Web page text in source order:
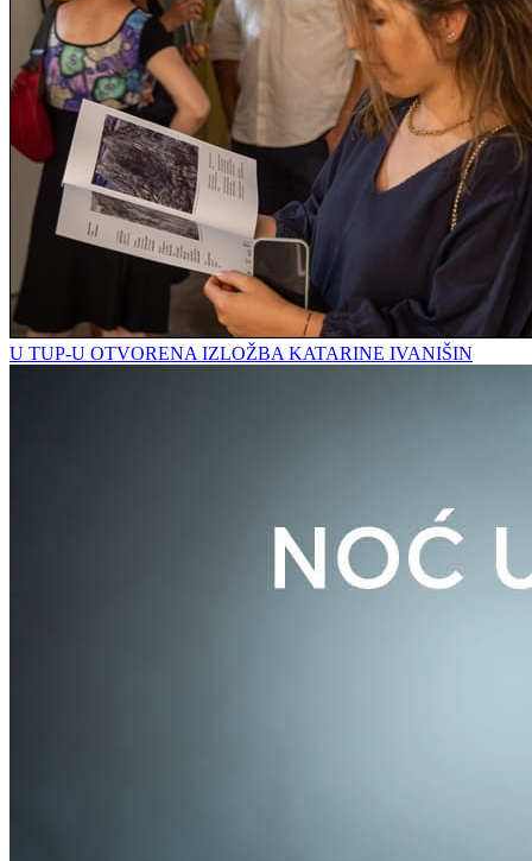
U TUP-U OTVORENA IZLOŽBA KATARINE IVANIŠIN